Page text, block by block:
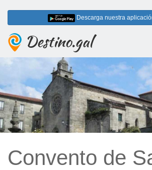
Descarga nuestra
Destino.gal
Convento de